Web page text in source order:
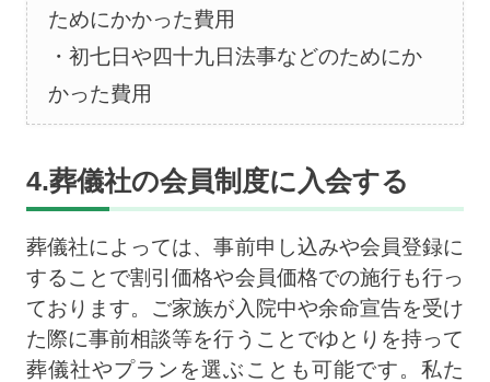
ためにかかった費用
初七日や四十九日法事などのためにか
かった費用
4.葬儀社の会員制度に入会する
葬儀社によっては、事前申し込みや会員登録に
することで割引価格や会員価格での施行も行っ
ております。ご家族が入院中や余命宣告を受け
た際に事前相談等を行うことでゆとりを持って
葬儀社やプランを選ぶことも可能です。私た